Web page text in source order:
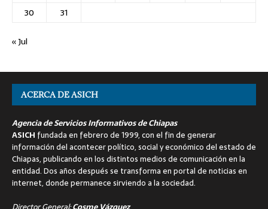
30
31
« Jul
ACERCA DE ASICH
Agencia de Servicios Informativos de Chiapas
ASICH fundada en febrero de 1999, con el fin de generar
información del acontecer político, social y económico del estado de
Chiapas, publicando en los distintos medios de comunicación en la
entidad. Dos años después se transforma en portal de noticias en
internet, donde permanece sirviendo a la sociedad.